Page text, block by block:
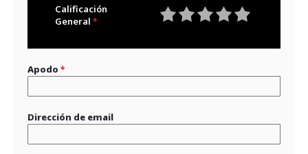
Calificación
General
Apodo
Dirección de email